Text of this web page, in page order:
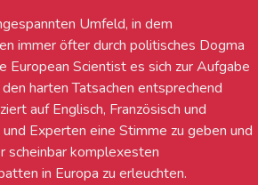
Umfeld, in dem
immer öfter durch politisches Dogma
European Scientist es sich zur Aufgabe
harten Tatsachen entsprechend
auf Englisch, Französisch und
Experten eine Stimme zu geben und
scheinbar komplexesten
in Europa zu erleuchten.